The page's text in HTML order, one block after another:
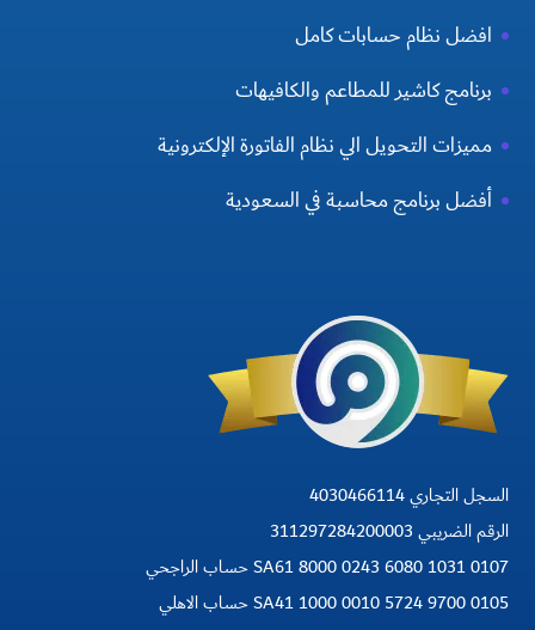
افضل نظام حسابات كامل
برنامج كاشير للمطاعم والكافيهات
مميزات التحويل الي نظام الفاتورة الإلكترونية
أفضل برنامج محاسبة في السعودية
السجل التجاري 4030466114
الرقم الضريبي 311297284200003
SA61 8000 0243 6080 1031 0107 حساب الراجحي
SA41 1000 0010 5724 9700 0105 حساب الاهلي